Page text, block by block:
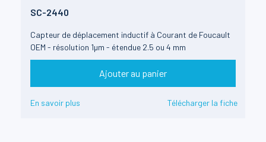
SC-2440
Capteur de déplacement inductif à Courant de Foucault
OEM - résolution 1µm - étendue 2.5 ou 4 mm
Ajouter au panier
En savoir plus Télécharger la fiche